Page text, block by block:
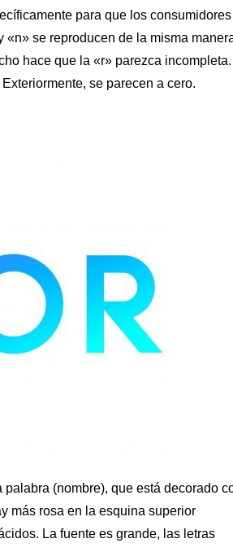
para que los consumidores
se reproducen de la misma
hace que la «r» parezca incompleta.
se parecen a cero.
(nombre), que está decorado
más rosa en la esquina superior
La fuente es grande, las letras